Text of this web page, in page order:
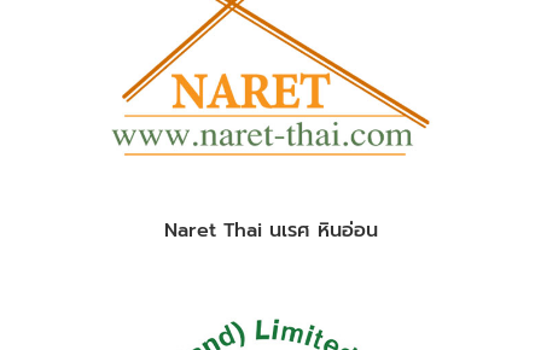
Naret Thai นเรศ หินอ่อน